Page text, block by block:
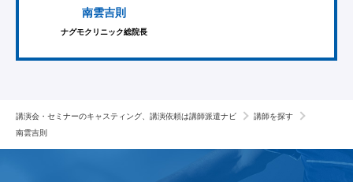
南雲吉則
ナグモクリニック総院長
講演会・セミナーのキャスティング、講演依頼は講師派遣ナビ
講師を探す
南雲吉則